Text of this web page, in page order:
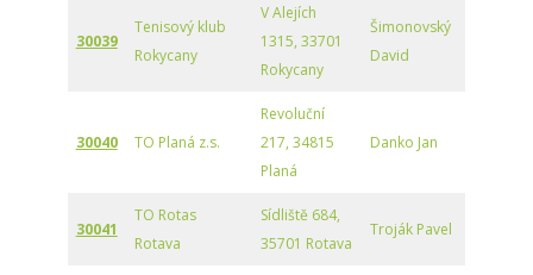
30039
Tenisový klub
Rokycany
V Alejích
1315, 33701
Rokycany
Šimonovský
David
30040 TO Planá z.s.
Revoluční
217, 34815
Planá
Danko Jan
30041
TO Rotas
Rotava
Sídliště 684,
35701 Rotava
Troják Pavel